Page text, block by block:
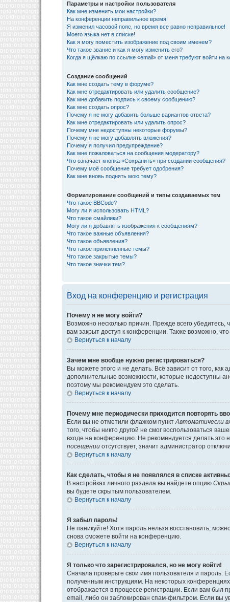
Параметры и настройки пользователя
Как мне изменить мои настройки?
На конференции неправильное время!
Я изменил часовой пояс, но время все равно неправильное!
Моего языка нет в списке!
Как я могу поместить изображение под своим именем?
Что такое звание и как я могу изменить его?
Когда я щёлкаю по ссылке «email» от меня требуют войти на
Создание сообщений
Как мне создать тему в форуме?
Как мне отредактировать или удалить сообщение?
Как мне добавить подпись к своему сообщению?
Как мне создать опрос?
Почему я не могу добавить больше вариантов ответа?
Как мне отредактировать или удалить опрос?
Почему мне недоступны некоторые форумы?
Почему я не могу добавлять вложения?
Почему я получил предупреждение?
Как мне пожаловаться на сообщения модератору?
Что означает кнопка «Сохранить» при создании сообщения?
Почему моё сообщение требует одобрения?
Как мне вновь поднять мою тему?
Форматирование сообщений и типы создаваемых тем
Что такое BBCode?
Могу ли я использовать HTML?
Что такое смайлики?
Могу ли я добавлять изображения к сообщениям?
Что такое важные объявления?
Что такое объявления?
Что такое прилепленные темы?
Что такое закрытые темы?
Что такое значки тем?
Вход на конференцию и регистрация
Почему я не могу войти?
Возможно несколько причин. Прежде всего
вам закрыт доступ к конференции. Также возможно,
Вернуться к началу
Зачем мне вообще нужно регистрироваться?
Вы можете этого и не делать. Всё зависит от того,
дополнительные возможности, которые недоступны
поэтому мы рекомендуем это сделать.
Вернуться к началу
Почему мне периодически приходится повторять
Если вы не отметили флажком пунктАвтоматически
того, чтобы никто другой не смог воспользоваться
входе на конференцию. Не рекомендуется делать это
посещении отсутствует, значит администратор
Вернуться к началу
Как сделать, чтобы я не появлялся в списке
В настройках личного раздела вы найдете опцию
вы будете скрытым пользователем.
Вернуться к началу
Я забыл пароль!
Не паникуйте! Хотя пароль нельзя восстановить,
снова сможете войти на конференцию.
Вернуться к началу
Я только что зарегистрировался, но не могу войти!
Сначала проверьте свои имя пользователя и пароль.
полученным инструкциям. На некоторых
отображается в процессе регистрации. Если вам был
email, либо он заблокирован спам-фильтром. Если вы